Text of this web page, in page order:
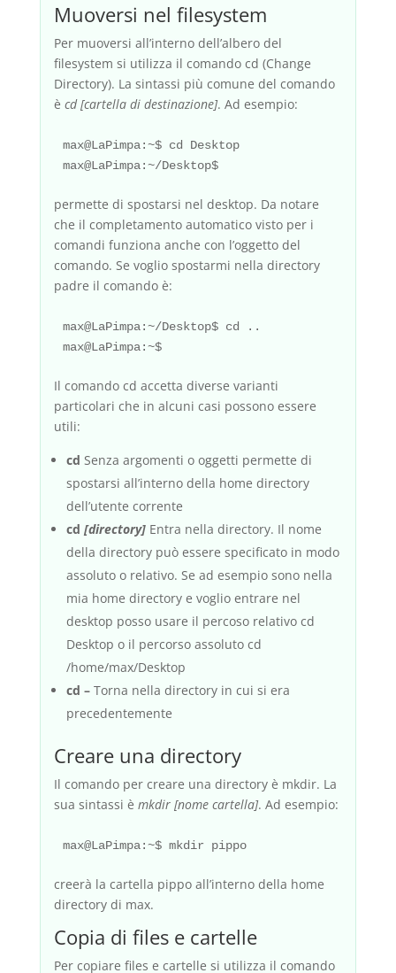
Muoversi nel filesystem
Per muoversi all’interno dell’albero del
filesystem si utilizza il comando cd (Change
Directory). La sintassi più comune del comando
è cd [cartella di destinazione]. Ad esempio:
max@LaPimpa:~$ cd Desktop
permette di spostarsi nel desktop. Da notare
che il completamento automatico visto per i
comandi funziona anche con l’oggetto del
comando. Se voglio spostarmi nella directory
padre il comando è:
max@LaPimpa:~/Desktop$ cd ..
max@LaPimpa:~$
Il comando cd accetta diverse varianti
particolari che in alcuni casi possono essere
utili:
cd Senza argomenti o oggetti permette di
spostarsi all’interno della home directory
dell’utente corrente
cd [directory]Entra nella directory. Il nome
della directory può essere specificato in modo
assoluto o relativo. Se ad esempio sono nella
mia home directory e voglio entrare nel
desktop posso usare il percoso relativo cd
Desktop o il percorso assoluto cd
/home/max/Desktop
cd –Torna nella directory in cui si era
precedentemente
Creare una directory
Il comando per creare una directory è mkdir. La
sua sintassi è mkdir [nome cartella]. Ad esempio:
max@LaPimpa:~$ mkdir pippo
creerà la cartella pippo all’interno della home
directory di max.
Copia di files e cartelle
Per copiare files e cartelle si utilizza il comando